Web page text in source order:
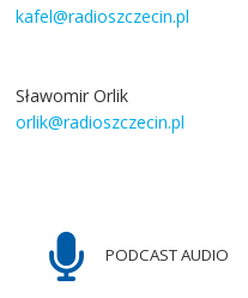
kafel@radioszczecin.pl
Sławomir Orlik
orlik@radioszczecin.pl
PODCAST AUDIO